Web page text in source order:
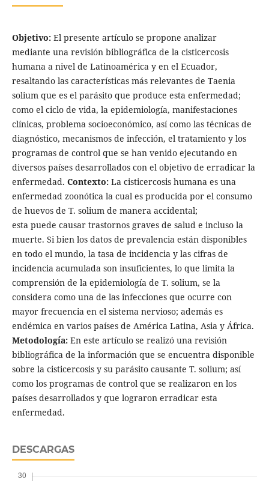
Objetivo:El presente artículo se propone analizar
mediante una revisión bibliográfica de la cisticercosis
humana a nivel de Latinoamérica y en el Ecuador,
resaltando las características más relevantes de Taenia
solium que es el parásito que produce esta enfermedad;
como el ciclo de vida, la epidemiología, manifestaciones
clínicas, problema socioeconómico, así como las técnicas de
diagnóstico, mecanismos de infección, el tratamiento y los
programas de control que se han venido ejecutando en
diversos países desarrollados con el objetivo de erradicar la
enfermedad. Contexto:La cisticercosis humana es una
enfermedad zoonótica la cual es producida por el consumo
de huevos de T. solium de manera accidental;
esta puede causar trastornos graves de salud e incluso la
muerte. Si bien los datos de prevalencia están disponibles
en todo el mundo, la tasa de incidencia y las cifras de
incidencia acumulada son insuficientes, lo que limita la
comprensión de la epidemiología de T. solium, se la
considera como una de las infecciones que ocurre con
mayor frecuencia en el sistema nervioso; además es
endémica en varios países de América Latina, Asia y África.
Metodología:En este artículo se realizó una revisión
bibliográfica de la información que se encuentra disponible
sobre la cisticercosis y su parásito causante T. solium; así
como los programas de control que se realizaron en los
países desarrollados y que lograron erradicar esta
enfermedad.
DESCARGAS